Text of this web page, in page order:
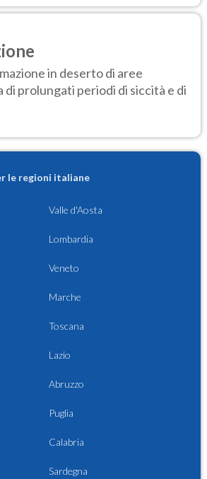
in deserto di aree
di prolungati periodi di siccità e di
le regioni italiane
Valle d'Aosta
Lombardia
Veneto
Marche
Toscana
Lazio
Abruzzo
Puglia
Calabria
Sardegna